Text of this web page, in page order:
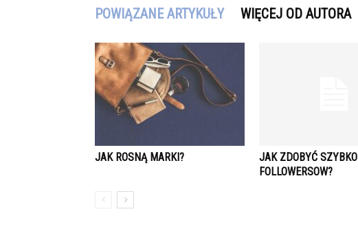
POWIĄZANE ARTYKUŁY WIĘCEJ OD AUTORA
JAK ROSNĄ MARKI?
JAK ZDOBYĆ SZYBKO
FOLLOWERSOW?